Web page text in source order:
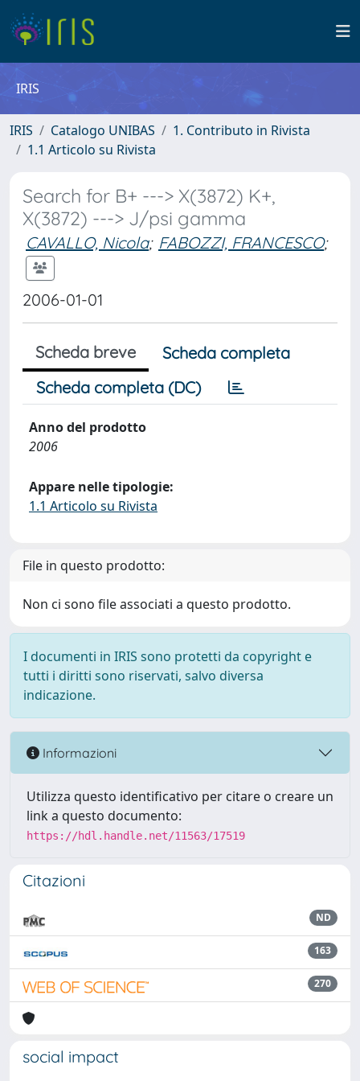
IRIS
IRIS Catalogo UNIBAS
1. Contributo in Rivista
1.1 Articolo su Rivista
Search for B+ ---> X(3872) K+,
X(3872) ---> J/psi gamma
CAVALLO, Nicola; FABOZZI, FRANCESCO;
2006-01-01
Scheda breve
Scheda completa
Scheda completa (DC)
Anno del prodotto
2006
Appare nelle tipologie:
1.1 Articolo su Rivista
File in questo prodotto:
Non ci sono file associati a questo prodotto.
I documenti in IRIS sono protetti da copyright e
tutti i diritti sono riservati, salvo diversa
indicazione.
Informazioni
Utilizza questo identificativo per citare o creare un
link a questo documento:
https://hdl.handle.net/11563/17519
Citazioni
ND
163
270
social impact